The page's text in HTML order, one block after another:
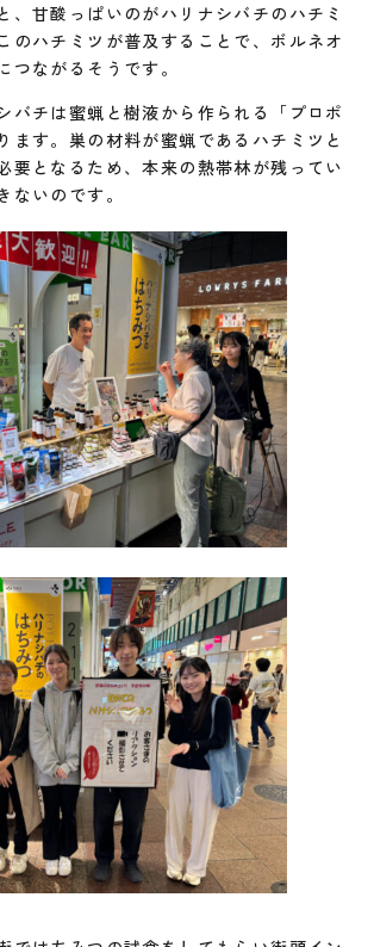
、甘酸っぱいのがハリナシバチのハチミ
のハチミツが普及することで、ボルネオ
つながるそうです。
バチは蜜蝋と樹液から作られる「プロポ
ます。巣の材料が蜜蝋であるハチミツと
要となるため、本来の熱帯林が残ってい
ないのです。